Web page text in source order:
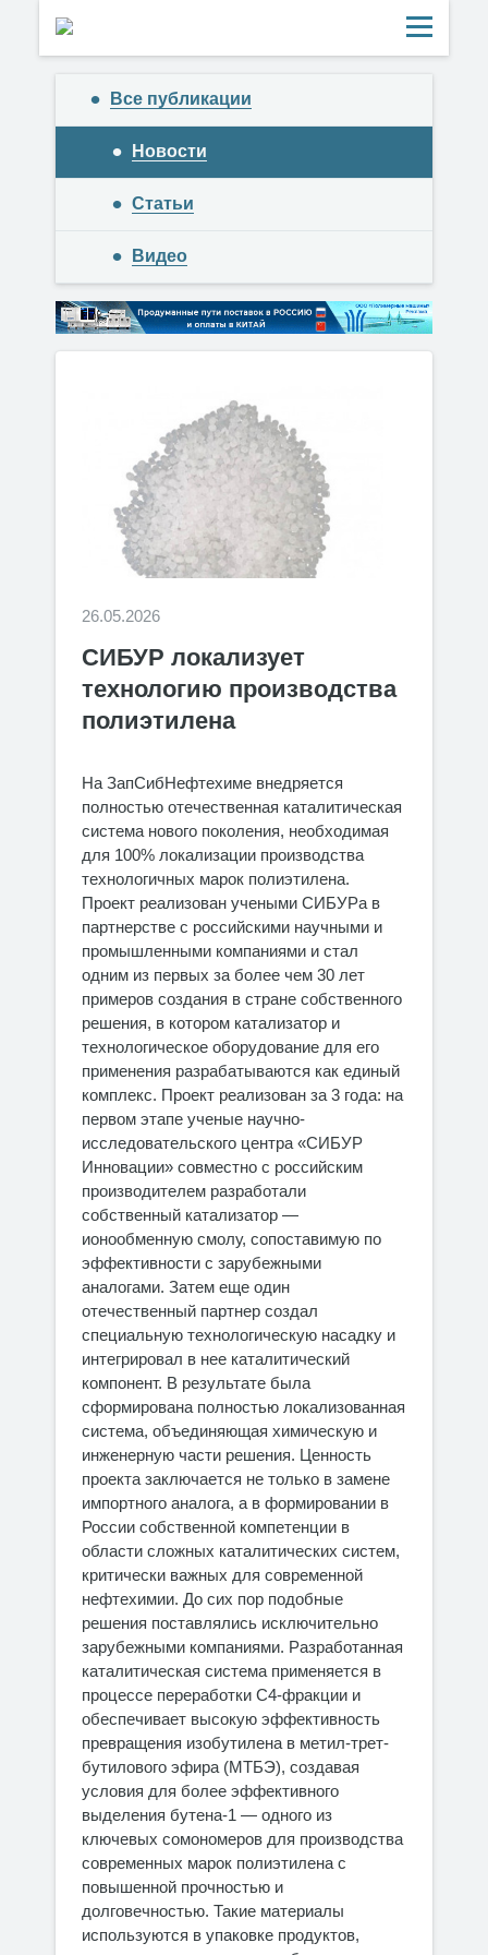
Все публикации
Новости
Статьи
Видео
26.05.2026
СИБУР локализует
технологию производства
полиэтилена
На ЗапСибНефтехиме внедряется
полностью отечественная каталитическая
система нового поколения, необходимая
для 100% локализации производства
технологичных марок полиэтилена.
Проект реализован учеными СИБУРа в
партнерстве с российскими научными и
промышленными компаниями и стал
одним из первых за более чем 30 лет
примеров создания в стране собственного
решения, в котором катализатор и
технологическое оборудование для его
применения разрабатываются как единый
комплекс. Проект реализован за 3 года: на
первом этапе ученые научно-
исследовательского центра «СИБУР
Инновации» совместно с российским
производителем разработали
собственный катализатор —
ионообменную смолу, сопоставимую по
эффективности с зарубежными
аналогами. Затем еще один
отечественный партнер создал
специальную технологическую насадку и
интегрировал в нее каталитический
компонент. В результате была
сформирована полностью локализованная
система, объединяющая химическую и
инженерную части решения. Ценность
проекта заключается не только в замене
импортного аналога, а в формировании в
России собственной компетенции в
области сложных каталитических систем,
критически важных для современной
нефтехимии. До сих пор подобные
решения поставлялись исключительно
зарубежными компаниями. Разработанная
каталитическая система применяется в
процессе переработки С4-фракции и
обеспечивает высокую эффективность
превращения изобутилена в метил-трет-
бутилового эфира (МТБЭ), создавая
условия для более эффективного
выделения бутена-1 — одного из
ключевых сомономеров для производства
современных марок полиэтилена с
повышенной прочностью и
долговечностью. Такие материалы
используются в упаковке продуктов,